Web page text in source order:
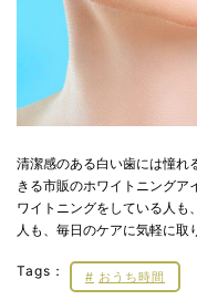
清潔感のある白い歯には憧れ
きる市販のホワイトニングア
ワイトニングをしている人も
人も、毎日のケアに気軽に取
Tags： おうち時間